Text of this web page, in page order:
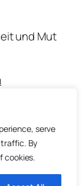
serve
By
cookies.
und Mut
mitWordPress